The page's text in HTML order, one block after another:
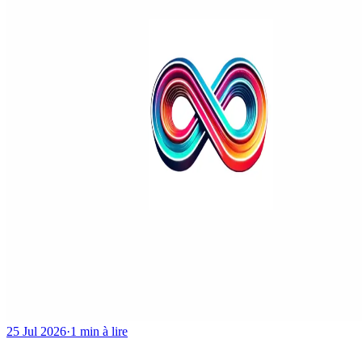
25 Jul 2026·1 min à lire